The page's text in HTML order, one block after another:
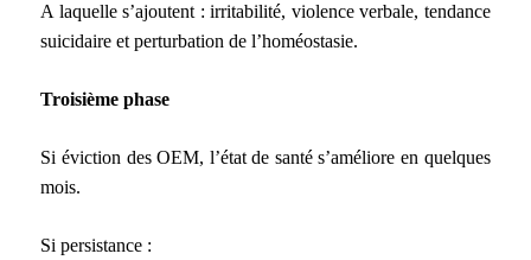
A laquelle s’ajoutent : irritabilité, violence verbale, tendance
suicidaire et perturbation de l’homéostasie.
Troisième phase
Si éviction des OEM, l’état de santé s’améliore en quelques
mois.
Si persistance :